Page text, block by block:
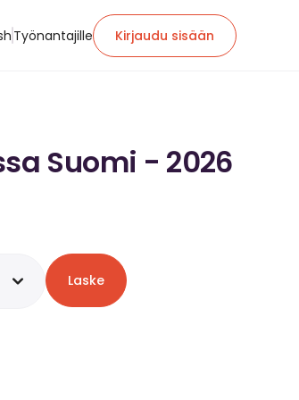
Työnantajille Kirjaudu sisään
Suomi - 2026
Laske